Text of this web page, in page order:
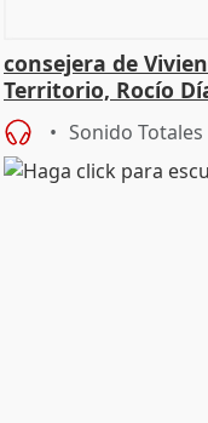
consejera de
Territorio, Rocío
Sonido Totales